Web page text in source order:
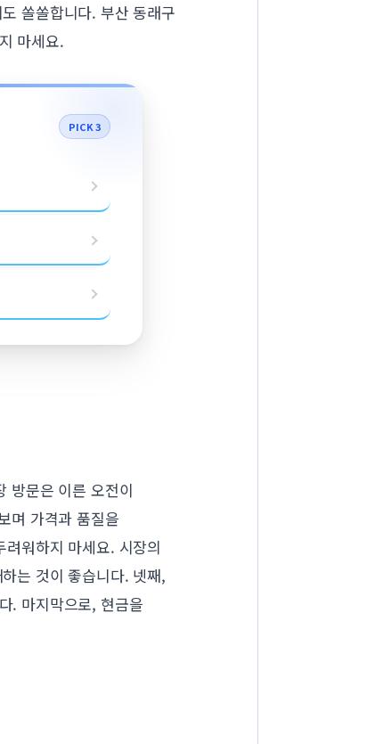
쏠쏠합니다. 부산 동래구
마세요.
PICK 3
방문은 이른 오전이
며 가격과 품질을
워하지 마세요. 시장의
는 것이 좋습니다. 넷째,
. 마지막으로, 현금을